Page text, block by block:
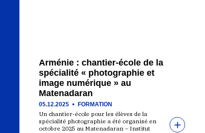
Arménie : chantier-école de la
spécialité « photographie et
image numérique » au
Matenadaran
05.12.2025 FORMATION
Un chantier-école pour les élèves de la
spécialité photographie a été organisé en
octobre 2025 au Matenadaran – Institut